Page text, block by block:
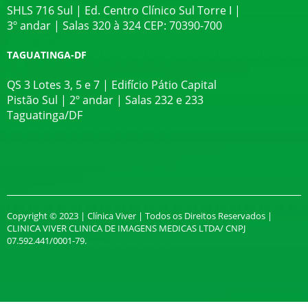
SHLS 716 Sul | Ed. Centro Clínico Sul Torre I |
3º andar | Salas 320 à 324 CEP: 70390-700
TAGUATINGA-DF
QS 3 Lotes 3, 5 e 7 | Edifício Pátio Capital
Pistão Sul | 2º andar | Salas 232 e 233
Taguatinga/DF
Copyright © 2023 | Clínica Viver | Todos os Direitos Reservados |
CLINICA VIVER CLINICA DE IMAGENS MEDICAS LTDA/ CNPJ
07.592.441/0001-79.